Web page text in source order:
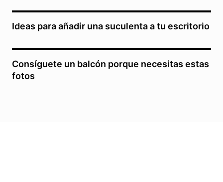
Ideas para añadir una suculenta a tu escritorio
Consíguete un balcón porque necesitas estas
fotos